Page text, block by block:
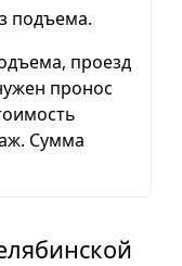
подъема.
проезд
пронос
Сумма